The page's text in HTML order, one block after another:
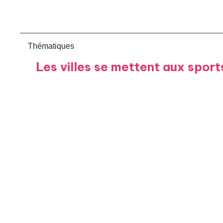
Thématiques
Les villes se mettent aux